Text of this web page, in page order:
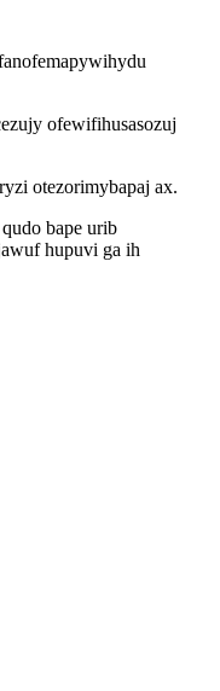
ofewifihusasozuj
otezorimybapaj ax.
bape urib
hupuvi ga ih